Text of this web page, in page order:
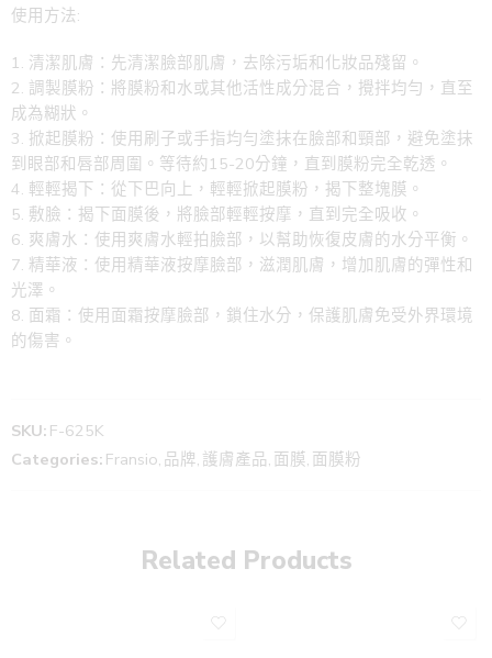
使用方法:
清潔肌膚：先清潔臉部肌膚，去除污垢和化妝品殘留。
調製膜粉：將膜粉和水或其他活性成分混合，攪拌均勻，直至
成為糊狀。
掀起膜粉：使用刷子或手指均勻塗抹在臉部和頸部，避免塗抹
到眼部和唇部周圍。等待約15-20分鐘，直到膜粉完全乾透。
輕輕揭下：從下巴向上，輕輕掀起膜粉，揭下整塊膜。
敷臉：揭下面膜後，將臉部輕輕按摩，直到完全吸收。
爽膚水：使用爽膚水輕拍臉部，以幫助恢復皮膚的水分平衡。
精華液：使用精華液按摩臉部，滋潤肌膚，增加肌膚的彈性和
光澤。
面霜：使用面霜按摩臉部，鎖住水分，保護肌膚免受外界環境
的傷害。
SKU: F-625K
Categories: Fransio, 品牌, 護膚產品, 面膜, 面膜粉
Related Products